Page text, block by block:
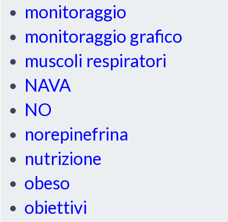
monitoraggio
monitoraggio grafico
muscoli respiratori
NAVA
NO
norepinefrina
nutrizione
obeso
obiettivi